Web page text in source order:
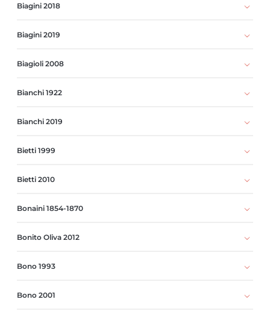
Biagini 2018
Biagini 2019
Biagioli 2008
Bianchi 1922
Bianchi 2019
Bietti 1999
Bietti 2010
Bonaini 1854-1870
Bonito Oliva 2012
Bono 1993
Bono 2001